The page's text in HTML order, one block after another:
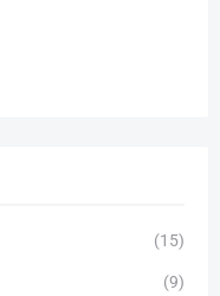
(15)
(9)